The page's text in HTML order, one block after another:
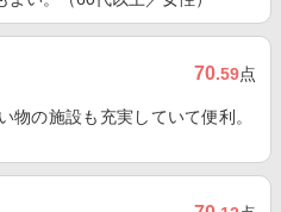
70.59点
物の施設も充実していて便利。